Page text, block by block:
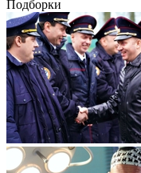
Подборки